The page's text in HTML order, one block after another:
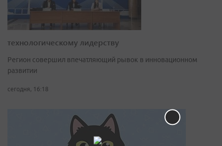
технологическому лидерству
Регион совершил впечатляющий рывок в инновационном
развитии
сегодня, 16:18